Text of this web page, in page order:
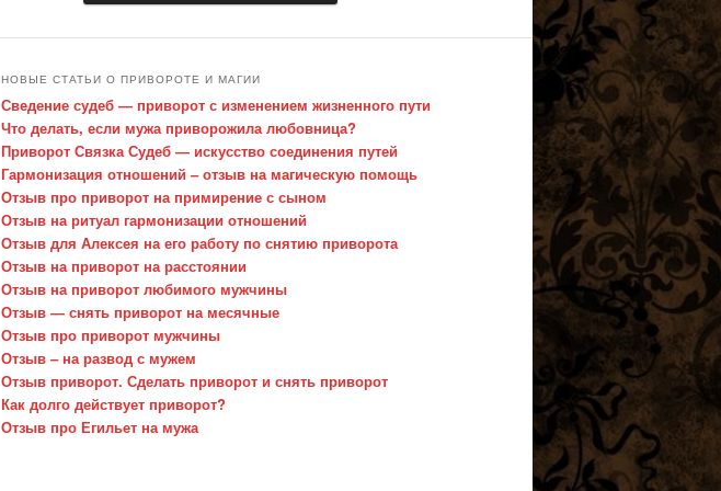
НОВЫЕ СТАТЬИ О ПРИВОРОТЕ И МАГИИ
Сведение судеб — приворот с изменением жизненного пути
Что делать, если мужа приворожила любовница?
Приворот Связка Судеб — искусство соединения путей
Гармонизация отношений – отзыв на магическую помощь
Отзыв про приворот на примирение с сыном
Отзыв на ритуал гармонизации отношений
Отзыв для Алексея на его работу по снятию приворота
Отзыв на приворот на расстоянии
Отзыв на приворот любимого мужчины
Отзыв — снять приворот на месячные
Отзыв про приворот мужчины
Отзыв – на развод с мужем
Отзыв приворот. Сделать приворот и снять приворот
Как долго действует приворот?
Отзыв про Егильет на мужа